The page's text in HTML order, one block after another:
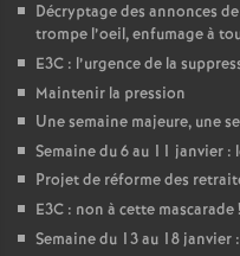
Décryptage des annonces
trompe l’oeil, enfumage à
E3C : l’urgence de la
Maintenir la pression
Une semaine majeure, une
Semaine du 6 au 11 janvier :
Projet de réforme des
E3C : non à cette mascarade
Semaine du 13 au 18 janvier